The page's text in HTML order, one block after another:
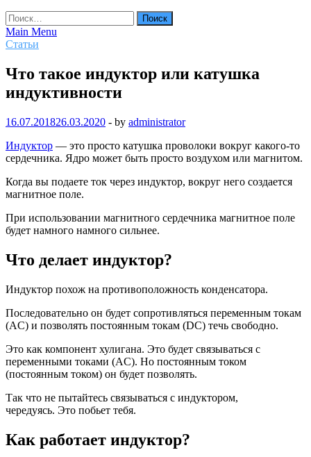
Найти:
Main Menu
Статьи
Что такое индуктор или катушка
индуктивности
16.07.201826.03.2020 - by administrator
Индуктор — это просто катушка проволоки вокруг какого-то
сердечника. Ядро может быть просто воздухом или магнитом.
Когда вы подаете ток через индуктор, вокруг него создается
магнитное поле.
При использовании магнитного сердечника магнитное поле
будет намного намного сильнее.
Что делает индуктор?
Индуктор похож на противоположность конденсатора.
Последовательно он будет сопротивляться переменным токам
(AC) и позволять постоянным токам (DC) течь свободно.
Это как компонент хулигана. Это будет связываться с
переменными токами (AC). Но постоянным током
(постоянным током) он будет позволять.
Так что не пытайтесь связываться с индуктором,
чередуясь. Это побьет тебя.
Как работает индуктор?